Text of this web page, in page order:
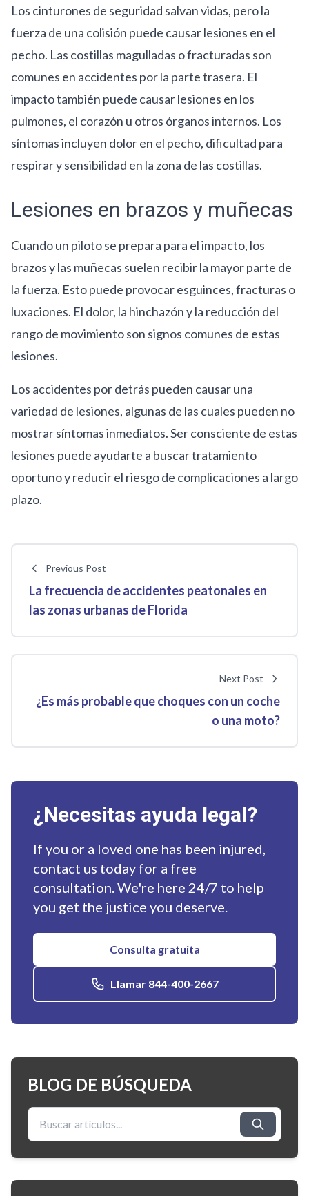
Los cinturones de seguridad salvan vidas, pero la
fuerza de una colisión puede causar lesiones en el
pecho. Las costillas magulladas o fracturadas son
comunes en accidentes por la parte trasera. El
impacto también puede causar lesiones en los
pulmones, el corazón u otros órganos internos. Los
síntomas incluyen dolor en el pecho, dificultad para
respirar y sensibilidad en la zona de las costillas.
Lesiones en brazos y muñecas
Cuando un piloto se prepara para el impacto, los
brazos y las muñecas suelen recibir la mayor parte de
la fuerza. Esto puede provocar esguinces, fracturas o
luxaciones. El dolor, la hinchazón y la reducción del
rango de movimiento son signos comunes de estas
lesiones.
Los accidentes por detrás pueden causar una
variedad de lesiones, algunas de las cuales pueden no
mostrar síntomas inmediatos. Ser consciente de estas
lesiones puede ayudarte a buscar tratamiento
oportuno y reducir el riesgo de complicaciones a largo
plazo.
Previous Post
La frecuencia de accidentes peatonales en
las zonas urbanas de Florida
Next Post
¿Es más probable que choques con un coche
o una moto?
¿Necesitas ayuda legal?
If you or a loved one has been injured,
contact us today for a free
consultation. We're here 24/7 to help
you get the justice you deserve.
Consulta gratuita
Llamar 844-400-2667
BLOG DE BÚSQUEDA
Buscar: